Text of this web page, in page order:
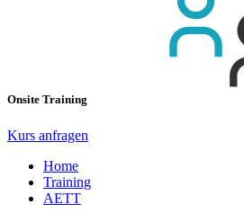
Onsite Training
Kurs anfragen
Home
Training
AETT